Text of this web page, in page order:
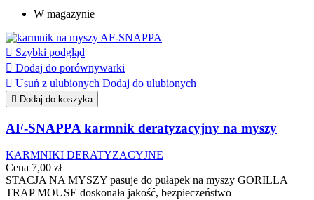
W magazynie
 Szybki podgląd
 Dodaj do porównywarki
 Usuń z ulubionych Dodaj do ulubionych
 Dodaj do koszyka
AF-SNAPPA karmnik deratyzacyjny na myszy
KARMNIKI DERATYZACYJNE
Cena 7,00 zł
STACJA NA MYSZY pasuje do pułapek na myszy GORILLA
TRAP MOUSE doskonała jakość, bezpieczeństwo